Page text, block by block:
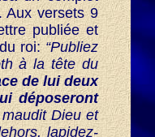
Aux versets 9
publiée et
roi:“Publiez
à la tête du
de lui deux
déposeront
Dieu et
lapidez-